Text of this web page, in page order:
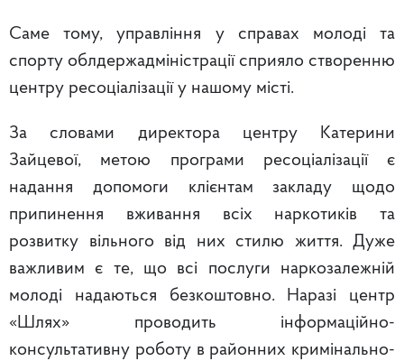
Саме тому, управління у справах молоді та
спорту облдержадміністрації сприяло створенню
центру ресоціалізації у нашому місті.
За словами директора центру Катерини
Зайцевої, метою програми ресоціалізації є
надання допомоги клієнтам закладу щодо
припинення вживання всіх наркотиків та
розвитку вільного від них стилю життя. Дуже
важливим є те, що всі послуги наркозалежній
молоді надаються безкоштовно. Наразі центр
«Шлях» проводить інформаційно-
консультативну роботу в районних кримінально-